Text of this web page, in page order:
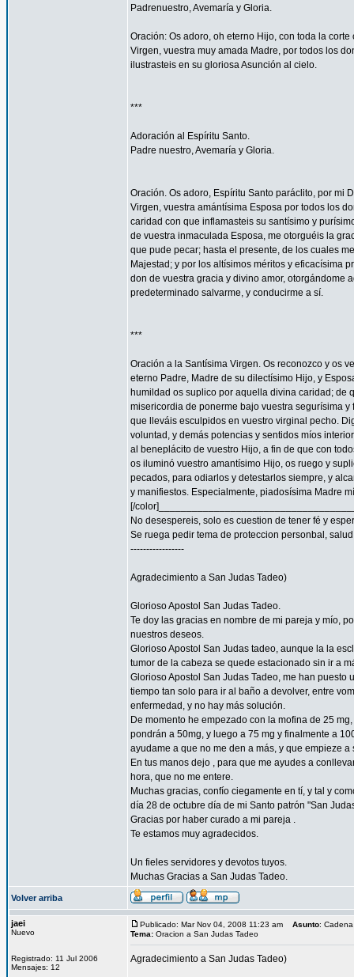
Padrenuestro, Avemaría y Gloria.
Oración: Os adoro, oh eterno Hijo, con toda la
Virgen, vuestra muy amada Madre, por todos los
ilustrasteis en su gloriosa Asunción al cielo.
***
Adoración al Espíritu Santo.
Padre nuestro, Avemaría y Gloria.
Oración. Os adoro, Espíritu Santo paráclito, por mi
Virgen, vuestra amántísima Esposa por todos los
caridad con que inflamasteis su santísimo y
de vuestra inmaculada Esposa, me otorguéis la
que pude pecar; hasta el presente, de los cuales
Majestad; y por los altísimos méritos y eficacísima
don de vuestra gracia y divino amor, otorgándome
predeterminado salvarme, y conducirme a sí.
***
Oración a la Santísima Virgen. Os reconozco y os
eterno Padre, Madre de su dilectísimo Hijo, y
humildad os suplico por aquella divina caridad; de
misericordia de ponerme bajo vuestra segurísima
que lleváis esculpidos en vuestro virginal pecho.
voluntad, y demás potencias y sentidos míos
al beneplácito de vuestro Hijo, a fin de que con
os iluminó vuestro amantísimo Hijo, os ruego y
pecados, para odiarlos y detestarlos siempre, y
y manifiestos. Especialmente, piadosísima Madre
[/
No desespereis, solo es cuestion de tener fé y
Se ruega pedir tema de proteccion personbal,
-----------------
Agradecimiento a San Judas Tadeo)
Glorioso Apostol San Judas Tadeo.
Te doy las gracias en nombre de mi pareja y mío,
nuestros deseos.
Glorioso Apostol San Judas tadeo, aunque la la
tumor de la cabeza se quede estacionado sin ir a
Glorioso Apostol San Judas Tadeo, me han
tiempo tan solo para ir al baño a devolver, entre
enfermedad, y no hay más solución.
De momento he empezado con la mofina de 25
pondrán a 50mg, y luego a 75 mg y finalmente a
ayudame a que no me den a más, y que empieze
En tus manos dejo , para que me ayudes a
hora, que no me entere.
Muchas gracias, confío ciegamente en tí, y tal y
día 28 de octubre día de mi Santo patrón "San
Gracias por haber curado a mi pareja .
Te estamos muy agradecidos.
Un fieles servidores y devotos tuyos.
Muchas Gracias a San Judas Tadeo.
Volver arriba
jaei
Nuevo
Registrado: 11 Jul 2006
Mensajes: 12
Publicado: Mar Nov 04, 2008 11:23 am Asunto:
Tema: Oracion a San Judas Tadeo
Agradecimiento a San Judas Tadeo)